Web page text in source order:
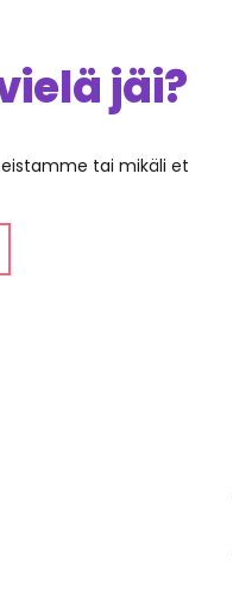
jäi?
tai mikäli et